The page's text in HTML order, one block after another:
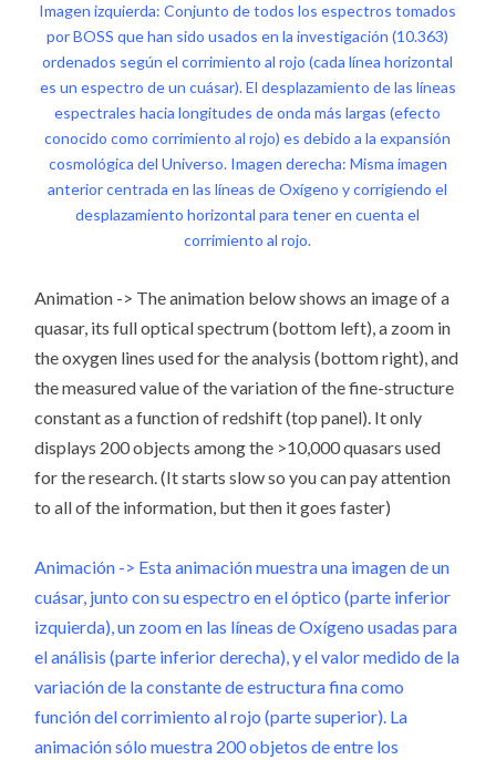
Imagen izquierda: Conjunto de todos los espectros tomados
por BOSS que han sido usados en la investigación (10.363)
ordenados según el corrimiento al rojo (cada línea horizontal
es un espectro de un cuásar). El desplazamiento de las líneas
espectrales hacia longitudes de onda más largas (efecto
conocido como corrimiento al rojo) es debido a la expansión
cosmológica del Universo. Imagen derecha: Misma imagen
anterior centrada en las líneas de Oxígeno y corrigiendo el
desplazamiento horizontal para tener en cuenta el
corrimiento al rojo.
Animation -> The animation below shows an image of a
quasar, its full optical spectrum (bottom left), a zoom in
the oxygen lines used for the analysis (bottom right), and
the measured value of the variation of the fine-structure
constant as a function of redshift (top panel). It only
displays 200 objects among the >10,000 quasars used
for the research. (It starts slow so you can pay attention
to all of the information, but then it goes faster)
Animación -> Esta animación muestra una imagen de un
cuásar, junto con su espectro en el óptico (parte inferior
izquierda), un zoom en las líneas de Oxígeno usadas para
el análisis (parte inferior derecha), y el valor medido de la
variación de la constante de estructura fina como
función del corrimiento al rojo (parte superior). La
animación sólo muestra 200 objetos de entre los